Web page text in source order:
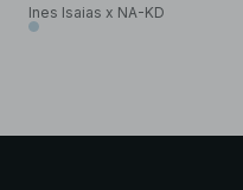
Ines Isaias x NA-KD